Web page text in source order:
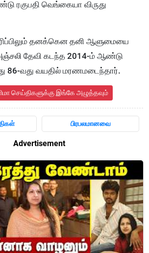
ரகுபதி வெங்கையா விருது
தனக்கென தனி ஆளுமையை
தேவி கடந்த 2014-ம் ஆண்டு
86-வது வயதில் மரணமடைந்தார்.
செய்திகளுக்கு இங்கே அழுத்தவும்
பிரபலமானவை
Advertisement